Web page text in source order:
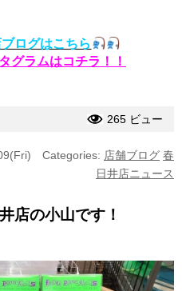
ログはこちら
グラムはコチラ！！
265 ビュー
Categories: 店舗ブログ 春
日井店ニュース
店の小山です！